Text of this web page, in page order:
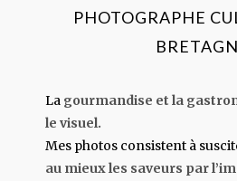
PHOTOGRAPHE
La gourmandise et la
le visuel.
Mes photos consistent à
au mieux les saveurs par